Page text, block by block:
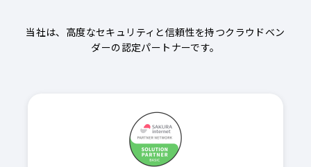
当社は、高度なセキュリティと信頼性を持つクラウドベン
ダーの認定パートナーです。